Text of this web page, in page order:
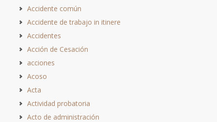
Accidente común
Accidente de trabajo in itinere
Accidentes
Acción de Cesación
acciones
Acoso
Acta
Actividad probatoria
Acto de administración